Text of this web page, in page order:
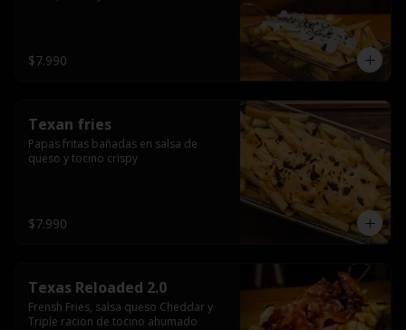
$7.990
Texan fries
Papas fritas bañadas en salsa de
queso y tocino crispy
$7.990
Texas Reloaded 2.0
Frensh Fries, salsa queso Cheddar y
Triple racion de tocino ahumado